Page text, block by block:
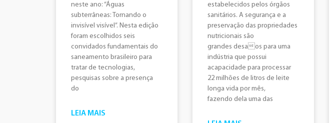
neste ano: “Águas
subterrâneas: Tornando o
invisível visível”. Nesta edição
foram escolhidos seis
convidados fundamentais do
saneamento brasileiro para
tratar de tecnologias,
pesquisas sobre a presença
do
LEIA MAIS
estabelecidos pelos órgãos
sanitários. A segurança e a
preservação das propriedades
nutricionais são
grandes desaos para uma
indústria que possui
acapacidade para processar
22 milhões de litros de leite
longa vida por mês,
fazendo dela uma das